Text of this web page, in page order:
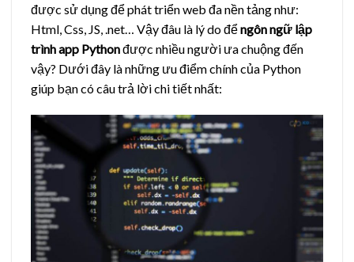
được sử dụng để phát triển web đa nền tảng như:
Html, Css, JS, .net… Vậy đâu là lý do đểngôn ngữ lập
trình app Pythonđược nhiều người ưa chuộng đến
vậy? Dưới đây là những ưu điểm chính của Python
giúp bạn có câu trả lời chi tiết nhất: